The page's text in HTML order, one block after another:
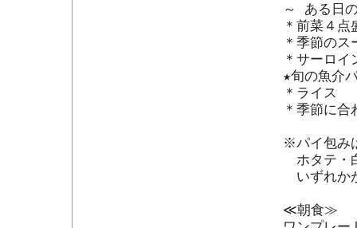
～ ある日
＊前菜４点
＊季節のス
＊サーロイ
★旬の魚介
＊ライス
＊季節に
※パイ包み
ホタテ・
いずれか
≪朝食≫